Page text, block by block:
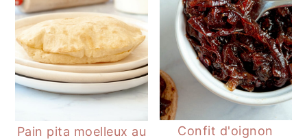
Pain pita moelleux au
Confit d'oignon